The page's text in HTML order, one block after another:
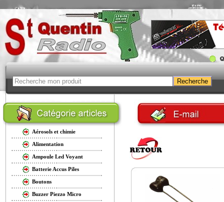
Aérosols et chimie
Alimentation
Ampoule Led Voyant
Batterie Accus Piles
Boutons
Buzzer Piezzo Micro